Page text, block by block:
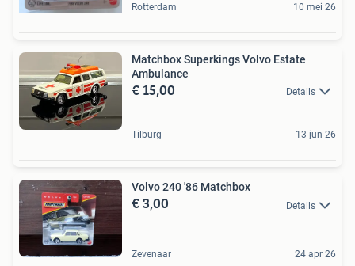
Rotterdam 10 mei 26
Matchbox Superkings Volvo Estate
Ambulance
€ 15,00 Details
Tilburg 13 jun 26
Volvo 240 '86 Matchbox
€ 3,00 Details
Zevenaar 24 apr 26